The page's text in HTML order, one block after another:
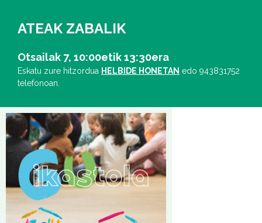
ATEAK ZABALIK
Otsailak 7, 10:00etik 13:30era
Eskatu zure hitzordua HELBIDE HONETAN edo 943831752
telefonoan.